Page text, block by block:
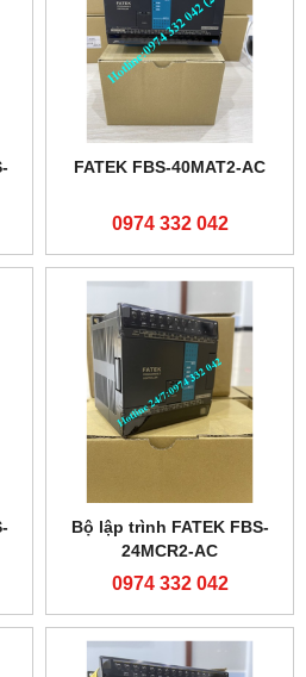
FATEK FBS-40MAT2-AC
0974 332 042
Bộ lập trình FATEK FBS-
24MCR2-AC
0974 332 042